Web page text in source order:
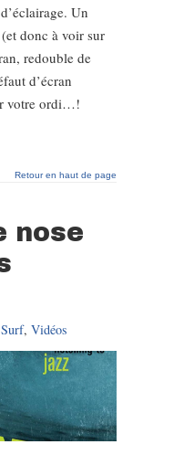
Un
donc à voir sur
redouble de
d’écran
votre ordi…!
Retour en haut de page
nose
, Vidéos